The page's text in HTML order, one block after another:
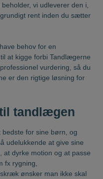
vi udleverer den i,
rent inden du sætter
behov for en
at kigge forbi Tandlægerne
vurdering, så du
er den rigtige løsning for
tandlægen
for sine børn, og
udelukkende at give sine
at dyrke motion og at passe
fx rygning,
ønsker man ikke skal